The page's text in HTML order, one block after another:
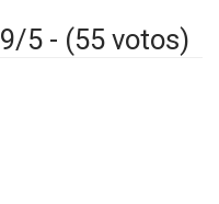
5 - (55 votos)